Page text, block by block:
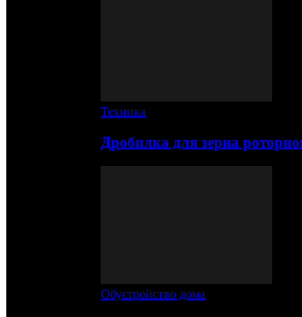
Техника
Дробилка для зерна
Обустройство дома